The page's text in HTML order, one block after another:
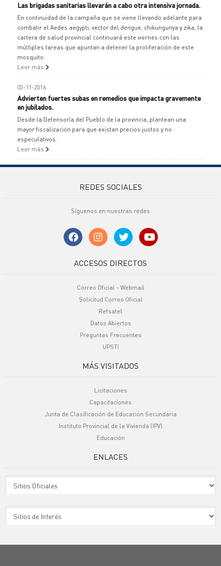
Las brigadas sanitarias llevarán a cabo otra intensiva jornada.
En continuidad de la campaña que se viene llevando adelante para
combatir el Aedes aegypti, vector del dengue, chikungunya y zika, la
cartera de salud provincial continuará este viernes con las
múltiples tareas que apuntan a detener la proliferación de este
mosquito.
Leer más
03-11-2016
Advierten fuertes subas en remedios que impacta gravemente
en jubilados.
Desde la Defensoría del Pueblo de la provincia, plantean una
mayor fiscalización para que existan precios justos y no
especulativos.
Leer más
REDES SOCIALES
Síguenos en nuestras redes
ACCESOS DIRECTOS
Correo Oficial - Webmail
Solicitud Correo Oficial
Refsatel
Datos Abiertos
Preguntas Frecuentes
UPSTI
MÁS VISITADOS
Licitaciones
Capacitaciones
Junta de Clasificación de Educación Secundaria
Instituto Provincial de la Vivienda (IPV)
Educación
ENLACES